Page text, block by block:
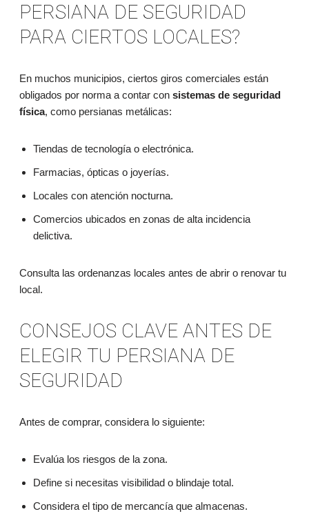
PERSIANA DE SEGURIDAD
PARA CIERTOS LOCALES?
En muchos municipios, ciertos giros comerciales están
obligados por norma a contar con sistemas de seguridad
física, como persianas metálicas:
Tiendas de tecnología o electrónica.
Farmacias, ópticas o joyerías.
Locales con atención nocturna.
Comercios ubicados en zonas de alta incidencia
delictiva.
Consulta las ordenanzas locales antes de abrir o renovar tu
local.
CONSEJOS CLAVE ANTES DE
ELEGIR TU PERSIANA DE
SEGURIDAD
Antes de comprar, considera lo siguiente:
Evalúa los riesgos de la zona.
Define si necesitas visibilidad o blindaje total.
Considera el tipo de mercancía que almacenas.